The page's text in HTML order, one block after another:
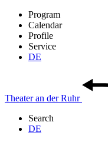
Program
Calendar
Profile
Service
DE
Theateran derRuhr
Search
DE